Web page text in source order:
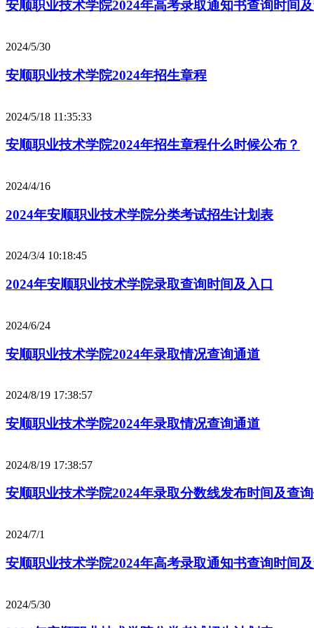
安顺职业技术学院2024年高考录取通知书查询时间
2024/5/30
安顺职业技术学院2024年招生章程
2024/5/18 11:35:33
安顺职业技术学院2024年招生章程什么时候公布？
2024/4/16
2024年安顺职业技术学院分类考试招生计划表
2024/3/4 10:18:45
2024年安顺职业技术学院录取查询时间及入口
2024/6/24
安顺职业技术学院2024年录取情况查询通道
2024/8/19 17:38:57
安顺职业技术学院2024年录取情况查询通道
2024/8/19 17:38:57
安顺职业技术学院2024年录取分数线发布时间及查
2024/7/1
安顺职业技术学院2024年高考录取通知书查询时间
2024/5/30